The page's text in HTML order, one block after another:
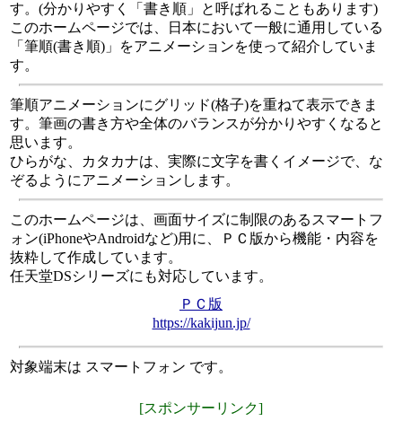
す。(分かりやすく「書き順」と呼ばれることもあります)
このホームページでは、日本において一般に通用している
「筆順(書き順)」をアニメーションを使って紹介していま
す。
筆順アニメーションにグリッド(格子)を重ねて表示できま
す。筆画の書き方や全体のバランスが分かりやすくなると
思います。
ひらがな、カタカナは、実際に文字を書くイメージで、な
ぞるようにアニメーションします。
このホームページは、画面サイズに制限のあるスマートフ
ォン(iPhoneやAndroidなど)用に、ＰＣ版から機能・内容を
抜粋して作成しています。
任天堂DSシリーズにも対応しています。
ＰＣ版
https://kakijun.jp/
対象端末は スマートフォン です。
[スポンサーリンク]